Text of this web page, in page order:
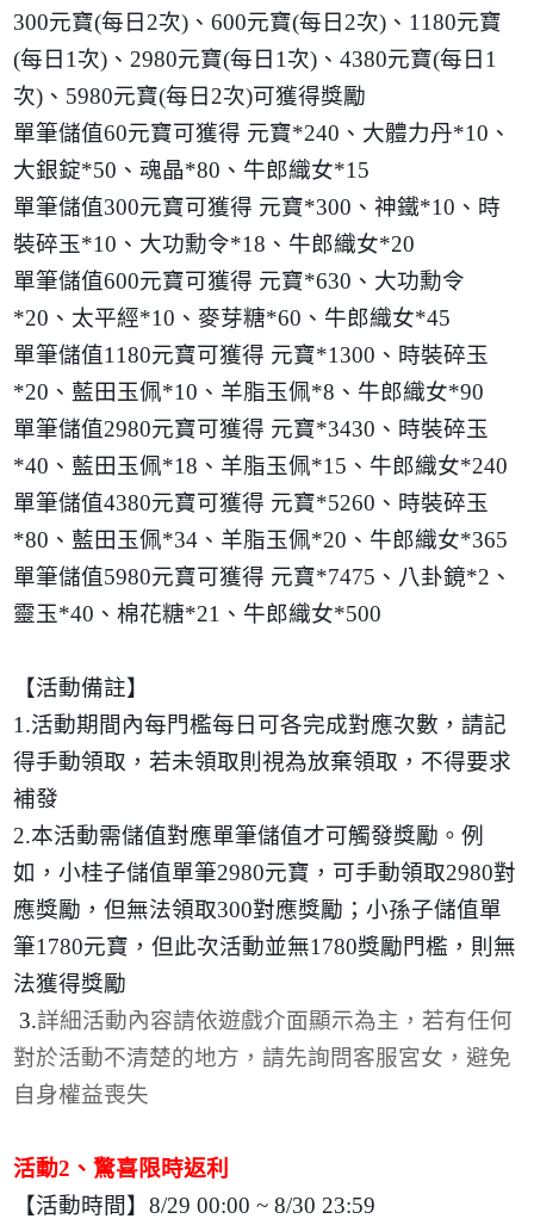
300元寶(每日2次) 、600元寶(每日2次) 、 1180元寶
(每日 1次) 、2980元寶(每日 1次) 、4380元寶(每日 1
次) 、 5980元寶(每日2次)可獲得獎勵
單筆儲值60元寶可獲得 元寶*240 、大體力丹*10 、
大銀錠*50 、魂晶*80 、牛郎織女*15
單筆儲值300元寶可獲得 元寶*300 、神鐵*10 、時
裝碎玉*10 、大功勳令*18 、牛郎織女*20
單筆儲值600元寶可獲得 元寶*630 、大功勳令
*20 、太平經*10 、麥芽糖*60 、牛郎織女*45
單筆儲值1180元寶可獲得 元寶*1300 、時裝碎玉
*20 、藍田玉佩*10 、羊脂玉佩*8 、牛郎織女*90
單筆儲值2980元寶可獲得 元寶*3430 、時裝碎玉
*40 、藍田玉佩*18 、羊脂玉佩*15 、牛郎織女*240
單筆儲值4380元寶可獲得 元寶*5260 、時裝碎玉
*80 、藍田玉佩*34 、羊脂玉佩*20 、牛郎織女*365
單筆儲值5980元寶可獲得 元寶*7475 、八卦鏡*2 、
靈玉*40 、棉花糖*21 、牛郎織女*500
【活動備註】
1.活動期間內每門檻每日可各完成對應次數，請記
得手動領取，若未領取則視為放棄領取，不得要求
補發
2.本活動需儲值對應單筆儲值才可觸發獎勵。例
如，小桂子儲值單筆2980元寶，可手動領取2980對
應獎勵，但無法領取300對應獎勵；小孫子儲值單
筆1780元寶，但此次活動並無1780獎勵門檻，則無
法獲得獎勵
3.詳細活動內容請依遊戲介面顯示為主，若有任何
對於活動不清楚的地方，請先詢問客服宮女，避免
自身權益喪失
活動2 、驚喜限時返利
【活動時間】8/29 00:00 ~ 8/30 23:59